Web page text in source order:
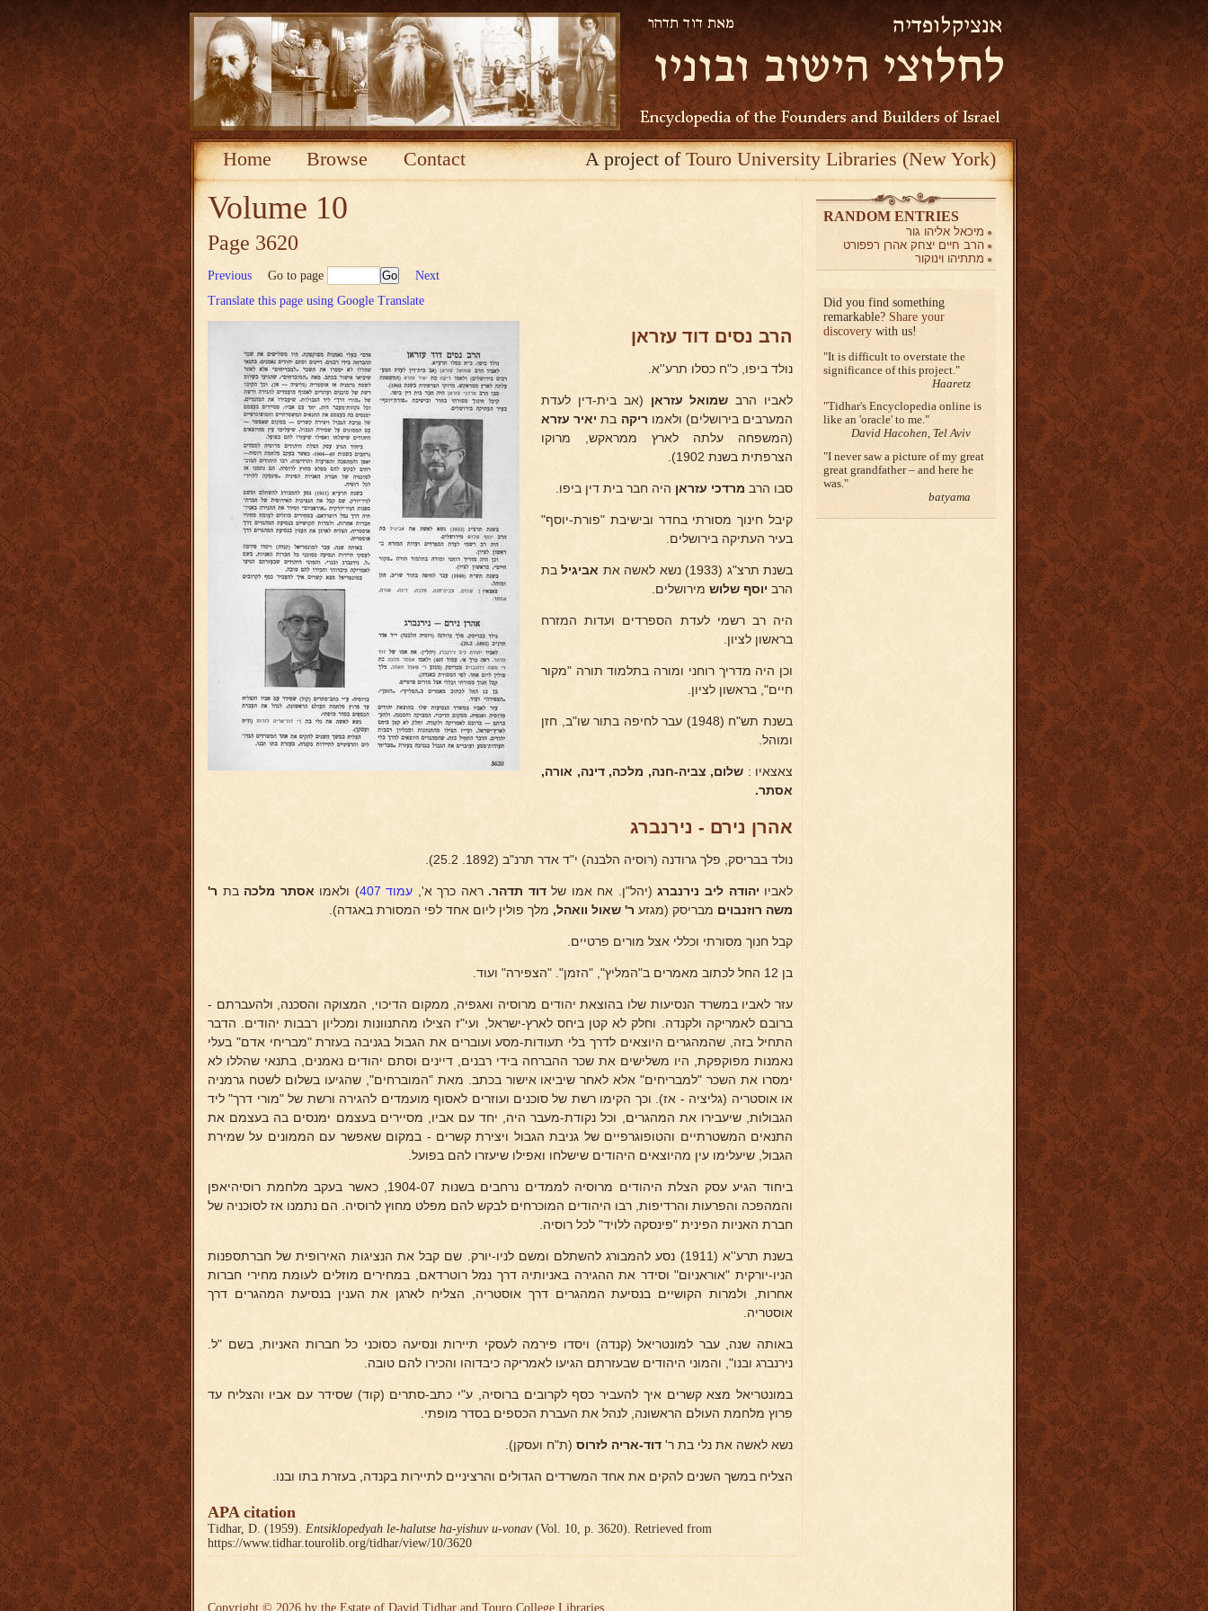
Home Browse Contact A project ofTouro University Libraries (New York)
Volume 10
Page 3620
Previous Go to page
Next
Translate this page using Google Translate
הרב נסים דוד עזראן
נולד ביפו, כ"ח כסלו תרע''א.
לאביו הרב שמואל עזראן (אב בית-דין לעדת
המערבים בירושלים) ולאמו ריקה בת יאיר עזרא
(המשפחה עלתה לארץ ממראקש, מרוקו
הצרפתית בשנת 1902).
סבו הרב מרדכי עזראן היה חבר בית דין ביפו.
קיבל חינוך מסורתי בחדר ובישיבת "פורת-יוסף"
בעיר העתיקה בירושלים.
בשנת תרצ"ג (1933) נשא לאשה את אביגילבת
הרב יוסף שלוש מירושלים.
היה רב רשמי לעדת הספרדים ועדות המזרח
בראשון לציון.
וכן היה מדריך רוחני ומורה בתלמוד תורה "מקור
חיים", בראשון לציון.
בשנת תש"ח (1948) עבר לחיפה בתור שו"ב, חזן
ומוהל.
צאצאיו : שלום, צביה-חנה, מלכה, דינה, אורה,
אסתר.
אהרן נירם - נירנברג
נולד בבריסק, פלך גרודנה (רוסיה הלבנה) י"ד אדר תרנ"ב (1892. 25.2).
לאביו יהודה ליב נירנברג (יהל"ן. אח אמו שלדוד תדהר. ראה כרך א', עמוד 407 ) ולאמו אסתר מלכהבת ר'
משה רוזנבוים מבריסק (מגזע ר' שאול וואהל, מלך פולין ליום אחד לפי המסורת באגדה).
קבל חנוך מסורתי וכללי אצל מורים פרטיים.
בן 12 החל לכתוב מאמרים ב"המליץ", "הזמן". "הצפירה" ועוד.
עזר לאביו במשרד הנסיעות שלו בהוצאת יהודים מרוסיה ואגפיה, ממקום הדיכוי, המצוקה והסכנה, ולהעברתם -
ברובם לאמריקה ולקנדה. וחלק לא קטן ביחס לארץ-ישראל, ועי"ז הצילו מהתנוונות ומכליון רבבות יהודים. הדבר
התחיל בזה, שהמהגרים היוצאים לדרך בלי תעודות-מסע ועוברים את הגבול בגניבה בעזרת "מבריחי אדם" בעלי
נאמנות מפוקפקת, היו משלישים את שכר ההברחה בידי רבנים, דיינים וסתם יהודים נאמנים, בתנאי שהללו לא
ימסרו את השכר "למבריחים" אלא לאחר שיביאו אישור בכתב. מאת "המוברחים", שהגיעו בשלום לשטח גרמניה
או אוסטריה (גליציה - אז). וכך הקימו רשת של סוכנים ועוזרים לאסוף מועמדים להגירה ורשת של "מורי דרך" ליד
הגבולות, שיעבירו את המהגרים, וכל נקודת-מעבר היה, יחד עם אביו, מסיירים בעצמם ימנסים בה בעצמם את
התנאים המשטרתיים והטופוגרפיים של גניבת הגבול ויצירת קשרים - במקום שאפשר עם הממונים על שמירת
הגבול, שיעלימו עין מהיוצאים היהודים שישלחו ואפילו שיעזרו להם בפועל.
ביחוד הגיע עסק הצלת היהודים מרוסיה לממדים נרחבים בשנות 1904-07, כאשר בעקב מלחמת רוסיהיאפן
והמהפכה והפרעות והרדיפות, רבו היהודים המוכרחים לבקש להם מפלט מחוץ לרוסיה. הם נתמנו אז לסוכניה של
חברת האניות הפינית "פינסקה ללויד" לכל רוסיה.
בשנת תרע''א (1911) נסע להמבורג להשתלם ומשם לניו-יורק. שם קבל את הנציגות האירופית של חברתספנות
הניו-יורקית "אוראניום" וסידר את ההגירה באניותיה דרך נמל רוטרדאם, במחירים מוזלים לעומת מחירי חברות
אחרות, ולמרות הקושיים בנסיעת המהגרים דרך אוסטריה, הצליח לארגן את הענין בנסיעת המהגרים דרך
אוסטריה.
באותה שנה, עבר למונטריאל (קנדה) ויסדו פירמה לעסקי תיירות ונסיעה כסוכני כל חברות האניות, בשם "ל.
נירנברג ובנו", והמוני היהודים שבעזרתם הגיעו לאמריקה כיבדוהו והכירו להם טובה.
במונטריאל מצא קשרים איך להעביר כסף לקרובים ברוסיה, ע"י כתב-סתרים (קוד) שסידר עם אביו והצליח עד
פרוץ מלחמת העולם הראשונה, לנהל את העברת הכספים בסדר מופתי.
נשא לאשה את נלי בת ר' דוד-אריה לזרוס (ת"ח ועסקן).
הצליח במשך השנים להקים את אחד המשרדים הגדולים והרציניים לתיירות בקנדה, בעזרת בתו ובנו.
APA citation
Tidhar, D. (1959). Entsiklopedyah le-halutse ha-yishuv u-vonav(Vol. 10, p. 3620). Retrieved from
https://www.tidhar.tourolib.org/tidhar/view/10/3620
RANDOM ENTRIES
מיכאל אליהו גור
הרב חיים יצחק אהרן רפפורט
מתתיהו וינוקור
Did you find something
remarkable? Share your
discovery with us!
It is difficult to overstate the
significance of this project.
Haaretz
Tidhar's Encyclopedia online is
like an 'oracle' to me.
David Hacohen, Tel Aviv
I never saw a picture of my great
great grandfather – and here he
was.
batyama
Copyright © 2026 by the Estate of David Tidhar and Touro College Libraries